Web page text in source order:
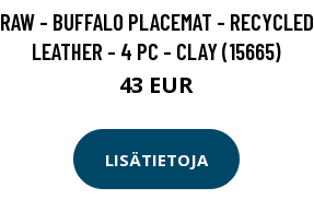
RAW - BUFFALO PLACEMAT - RECYCLED
LEATHER - 4 PC - CLAY (15665)
43 EUR
LISÄTIETOJA